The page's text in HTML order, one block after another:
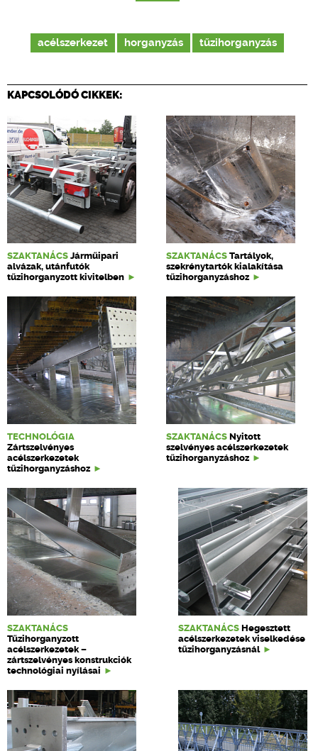
acélszerkezet horganyzás tűzihorganyzás
KAPCSOLÓDÓ CIKKEK:
SZAKTANÁCS Járműipari
alvázak, utánfutók
tűzihorganyzott kivitelben
SZAKTANÁCS Tartályok,
szekrénytartók kialakítása
tűzihorganyzáshoz
TECHNOLÓGIA
Zártszelvényes
acélszerkezetek
tűzihorganyzáshoz
SZAKTANÁCS Nyitott
szelvényes acélszerkezetek
tűzihorganyzáshoz
SZAKTANÁCS
Tűzihorganyzott
acélszerkezetek –
zártszelvényes konstrukciók
technológiai nyílásai
SZAKTANÁCS Hegesztett
acélszerkezetek viselkedése
tűzihorganyzásnál